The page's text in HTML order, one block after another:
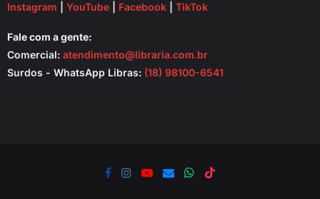
Instagram
YouTube Facebook TikTok
Fale com a gente:
Comercial: atendimento@libraria.com.br
Surdos - WhatsApp Libras: (18) 98100-6541